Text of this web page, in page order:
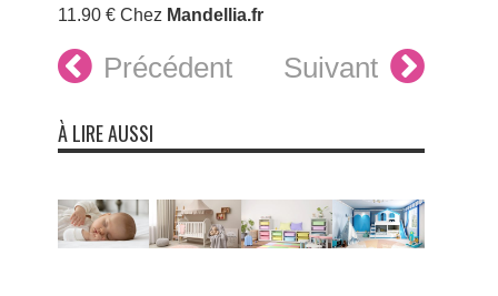
11.90 € Chez Mandellia.fr
Précédent Suivant
À LIRE AUSSI